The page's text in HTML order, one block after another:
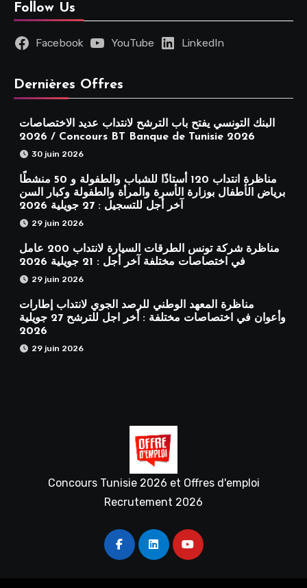
Follow Us
Facebook YouTube LinkedIn
Dernières Offres
البنك التونسي يفتح باب الترشح لانتداب عديد الاختصاصات
2026 / Concours BT Banque de Tunisie 2026
30 juin 2026
مناظرة انتداب 120 أستاذًا للشباب والطفولة و 50 منشطًا
برياض الأطفال بوزارة الأسرة والمرأة والطفولة وكبار السن
آخر أجل للتسجيل : 27 جويلية 2026
29 juin 2026
مناظرة شركة تونس الطرقات السيارة لانتداب 200 عامل
في اختصاصات مختلفة آخر أجل : 21 جويلية 2026
29 juin 2026
مناظرة المعهد الوطني للرصد الجوي لانتداب إطارات
وأعوان في اختصاصات مختلفة : أخر اجل للترشح 27 جويلية
2026
29 juin 2026
Concours Tunisie 2026 et Offres d'emploi
Recrutement 2026